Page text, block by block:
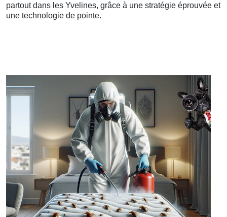
partout dans les Yvelines, grâce à une stratégie éprouvée et
une technologie de pointe.